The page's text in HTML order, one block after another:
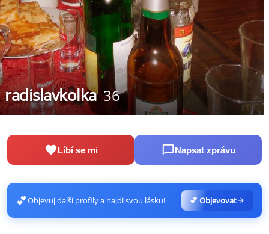
radislavkolka 36
Líbí se mi Napsat zprávu
💕Objevuj další profily a najdi svou lásku! 💕 Objevovat